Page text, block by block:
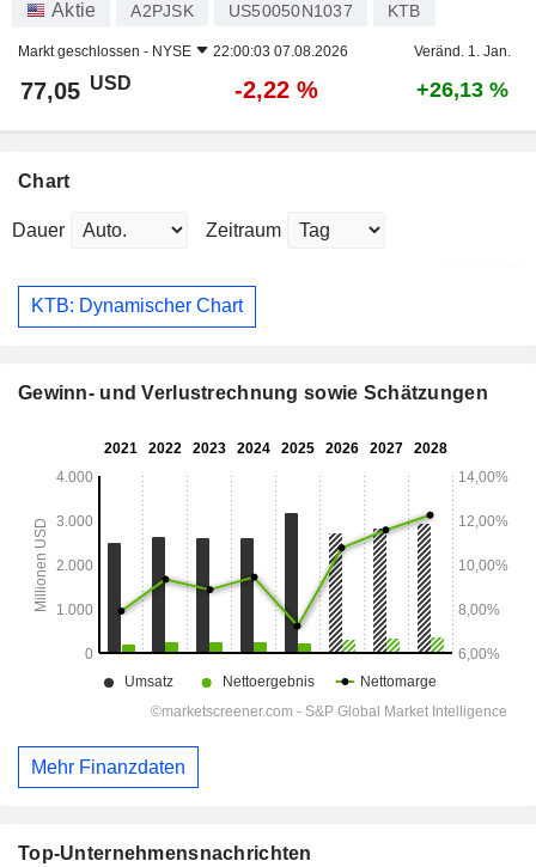
Aktie A2PJSK US50050N1037 KTB
Markt geschlossen - NYSE 22:00:03 07.08.2026 Veränd. 1. Jan.
77,05 USD -2,22 % +26,13 %
Chart
Dauer Zeitraum
KTB: Dynamischer Chart
Gewinn- und Verlustrechnung sowie Schätzungen
Mehr Finanzdaten
Top-Unternehmensnachrichten